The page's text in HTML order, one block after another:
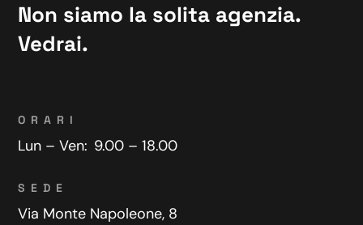
Non siamo la solita agenzia.
Vedrai.
ORARI
Lun – Ven: 9.00 – 18.00
SEDE
Via Monte Napoleone, 8